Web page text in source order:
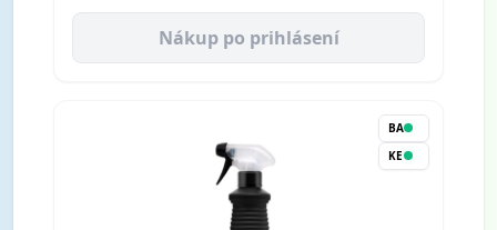
Nákup po prihlásení
BA
KE